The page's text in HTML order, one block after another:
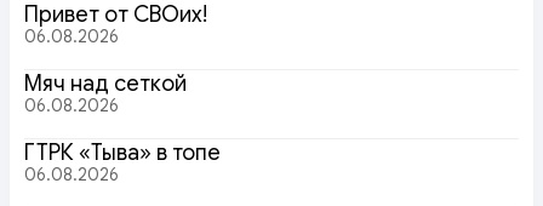
Привет от СВОих!
06.08.2026
Мяч над сеткой
06.08.2026
ГТРК «Тыва» в топе
06.08.2026